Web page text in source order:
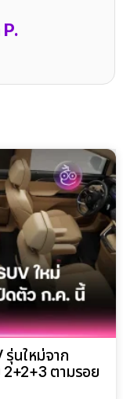
นใหม่จาก
2+2+3 ตามรอย